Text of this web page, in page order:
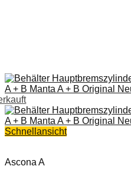
Schnellansicht
Ascona A